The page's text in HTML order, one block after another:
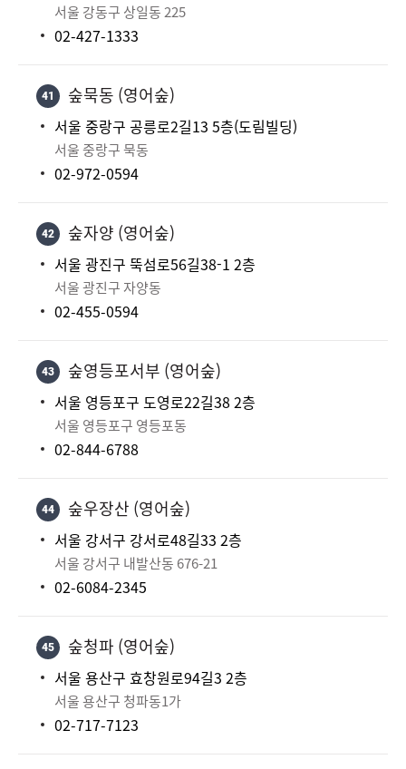
서울 강동구 상일동 225
02-427-1333
41 숲묵동 (영어숲)
서울 중랑구 공릉로2길13 5층(도림빌딩)
서울 중랑구 묵동
02-972-0594
42 숲자양 (영어숲)
서울 광진구 뚝섬로56길38-1 2층
서울 광진구 자양동
02-455-0594
43 숲영등포서부 (영어숲)
서울 영등포구 도영로22길38 2층
서울 영등포구 영등포동
02-844-6788
44 숲우장산 (영어숲)
서울 강서구 강서로48길33 2층
서울 강서구 내발산동 676-21
02-6084-2345
45 숲청파 (영어숲)
서울 용산구 효창원로94길3 2층
서울 용산구 청파동1가
02-717-7123